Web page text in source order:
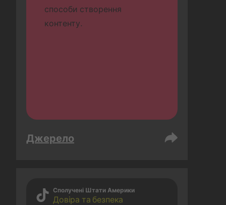
способи створення
контенту.
Джерело
Сполучені Штати Америки
Довіра та безпека